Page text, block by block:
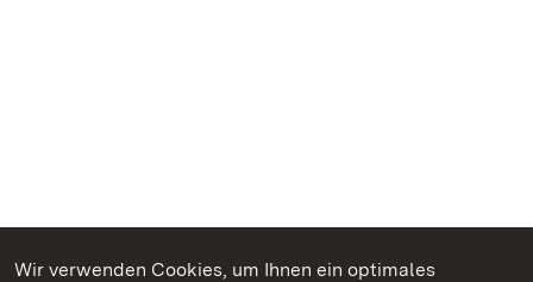
Wir verwenden Cookies, um Ihnen ein optimales